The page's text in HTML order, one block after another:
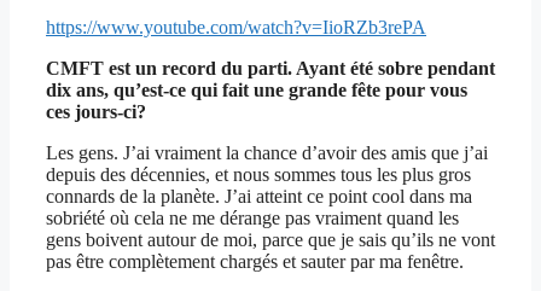
https://www.youtube.com/watch?v=IioRZb3rePA
CMFT est un record du parti. Ayant été sobre pendant
dix ans, qu’est-ce qui fait une grande fête pour vous
ces jours-ci?
Les gens. J’ai vraiment la chance d’avoir des amis que j’ai
depuis des décennies, et nous sommes tous les plus gros
connards de la planète. J’ai atteint ce point cool dans ma
sobriété où cela ne me dérange pas vraiment quand les
gens boivent autour de moi, parce que je sais qu’ils ne vont
pas être complètement chargés et sauter par ma fenêtre.